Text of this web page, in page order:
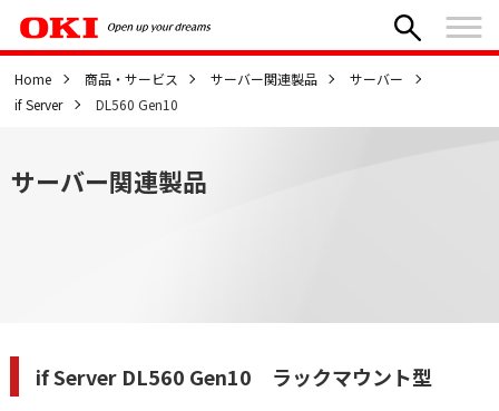
Home 商品・サービス サーバー関連製品
サーバー
if Server
DL560 Gen10
サーバー関連製品
if Server DL560 Gen10 ラックマウント型